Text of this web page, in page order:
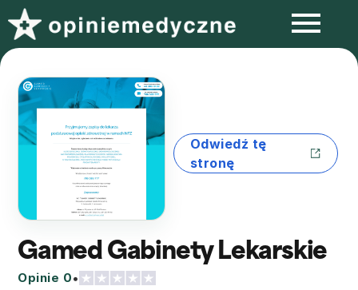
Odwiedź tę
stronę
Gamed Gabinety Lekarskie
Opinie 0•